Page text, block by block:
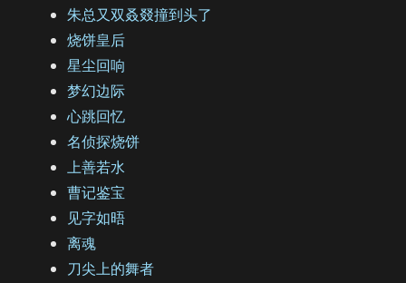
朱总又双叒叕撞到头了
烧饼皇后
星尘回响
梦幻边际
心跳回忆
名侦探烧饼
上善若水
曹记鉴宝
见字如晤
离魂
刀尖上的舞者